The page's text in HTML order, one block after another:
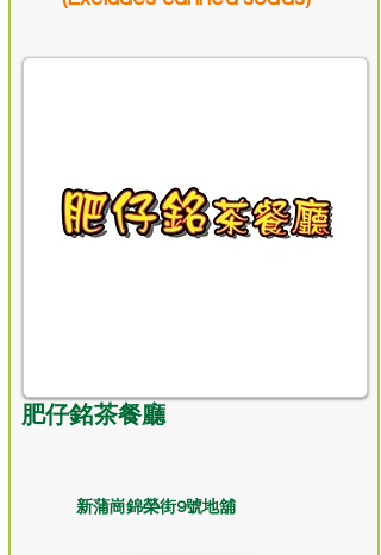
肥仔銘茶餐廳
新蒲崗錦榮街9號地舖